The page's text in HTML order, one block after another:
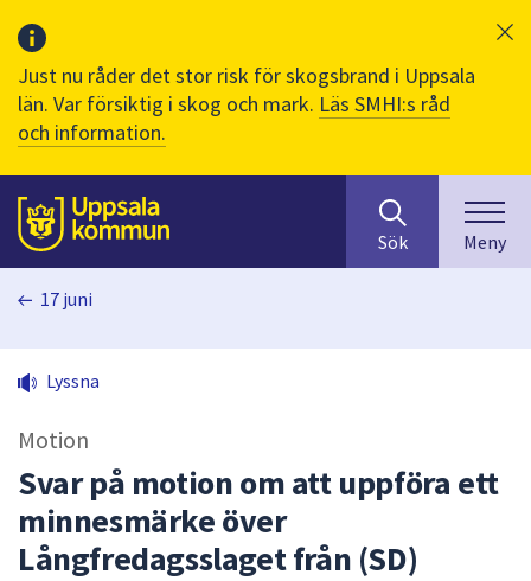
Just nu råder det stor risk för skogsbrand i Uppsala
län. Var försiktig i skog och mark. Läs SMHI:s råd
och information.
Till sidans
huvudinnehåll
efter
innehåll
på
sökfältet
kommer
att
Sök Meny
17 juni
Lyssna
Motion
Svar på motion om att uppföra ett
minnesmärke över
Långfredagsslaget från (SD)